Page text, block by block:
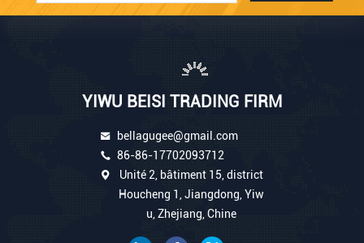
YIWU BEISI TRADING FIRM
bellagugee@gmail.com
86-86-17702093712
Unité 2, bâtiment 15, district
Houcheng 1, Jiangdong, Yiw
u, Zhejiang, Chine